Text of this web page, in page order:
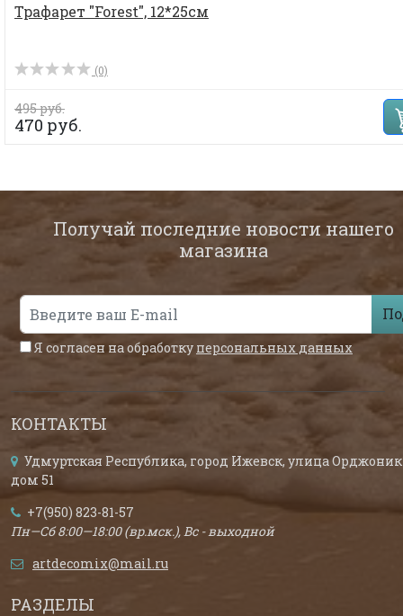
Трафарет "Forest", 12*25см
(0)
495 руб.
470 руб.
Получай последние новости нашего
магазина
Я согласен на обработку персональных данных
КОНТАКТЫ
Удмуртская Республика, город Ижевск, улица
дом 51
+7(950) 823-81-57
Пн—Сб 8:00—18:00 (вр.мск.), Вс - выходной
artdecomix@mail.ru
РАЗДЕЛЫ